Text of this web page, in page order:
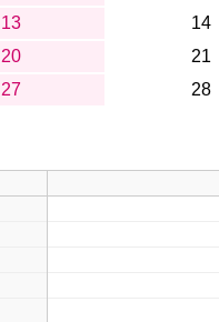
13
14
20
21
27
28